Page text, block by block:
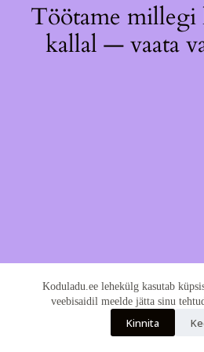
Koduladu.ee lehekülg kasutab
veebisaidil meelde jätta sinu
Kinnita
Töötame millegi
kallal — vaata